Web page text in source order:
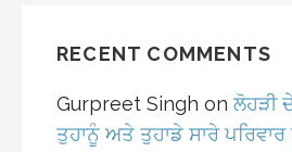
RECENT COMMENTS
Gurpreet Singh on ਲੋਹੜੀ
ਤੁਹਾਨੂੰ ਅਤੇ ਤੁਹਾਡੇ ਸਾਰੇ